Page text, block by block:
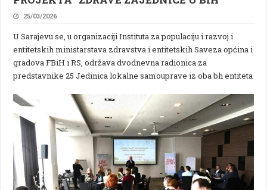
25/03/2026
U Sarajevu se, u organizaciji Instituta za populaciju i razvoj i
entitetskih ministarstava zdravstva i entitetskih Saveza općina i
gradova FBiH i RS, održava dvodnevna radionica za
predstavnike 25 Jedinica lokalne samouprave iz oba bh entiteta